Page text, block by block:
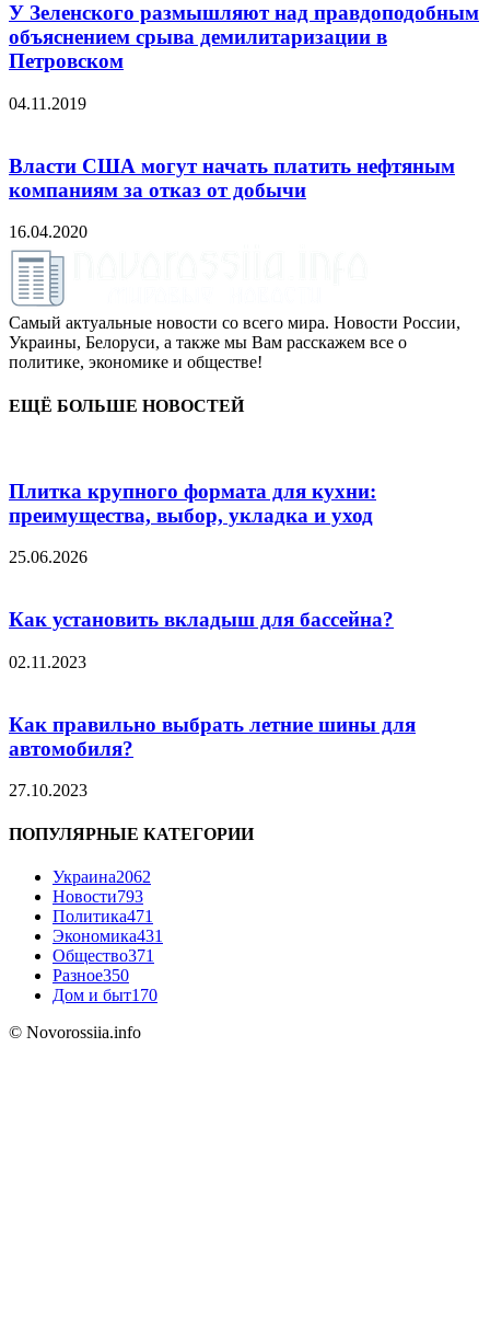
У Зеленского размышляют над правдоподобным
объяснением срыва демилитаризации в
Петровском
04.11.2019
Власти США могут начать платить нефтяным
компаниям за отказ от добычи
16.04.2020
Самый актуальные новости со всего мира. Новости России,
Украины, Белоруси, а также мы Вам расскажем все о
политике, экономике и обществе!
ЕЩЁ БОЛЬШЕ НОВОСТЕЙ
Плитка крупного формата для кухни:
преимущества, выбор, укладка и уход
25.06.2026
Как установить вкладыш для бассейна?
02.11.2023
Как правильно выбрать летние шины для
автомобиля?
27.10.2023
ПОПУЛЯРНЫЕ КАТЕГОРИИ
Украина2062
Новости793
Политика471
Экономика431
Общество371
Разное350
Дом и быт170
© Novorossiia.info